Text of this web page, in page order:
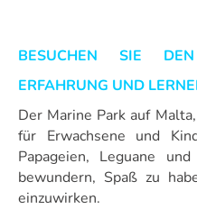
BESUCHEN SIE
ERFAHRUNG UND
Der Marine Park auf
für Erwachsene und
Papageien, Leguane
bewundern, Spaß zu
einzuwirken.